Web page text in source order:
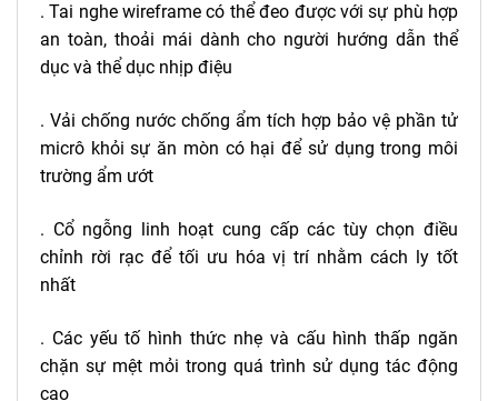
. Tai nghe wireframe có thể đeo được với sự phù hợp
an toàn, thoải mái dành cho người hướng dẫn thể
dục và thể dục nhịp điệu
. Vải chống nước chống ẩm tích hợp bảo vệ phần tử
micrô khỏi sự ăn mòn có hại để sử dụng trong môi
trường ẩm ướt
. Cổ ngỗng linh hoạt cung cấp các tùy chọn điều
chỉnh rời rạc để tối ưu hóa vị trí nhằm cách ly tốt
nhất
. Các yếu tố hình thức nhẹ và cấu hình thấp ngăn
chặn sự mệt mỏi trong quá trình sử dụng tác động
cao